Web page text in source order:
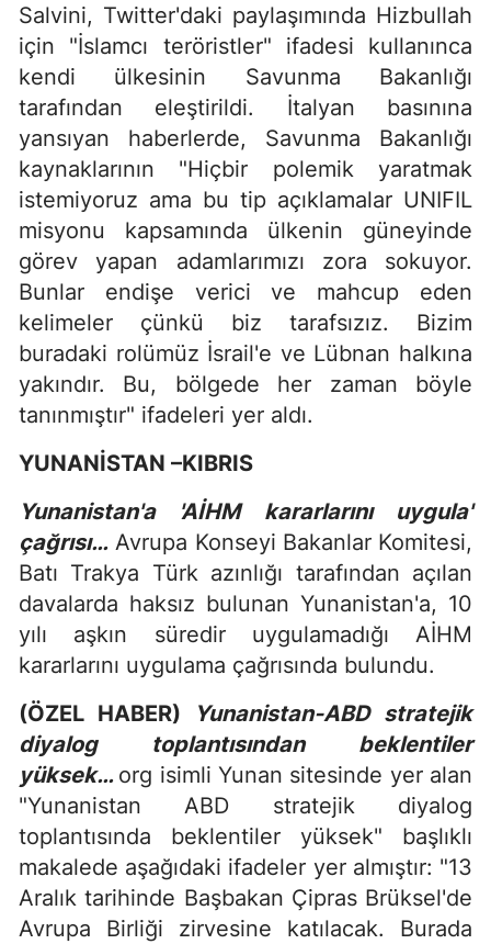
Salvini, Twitter'daki paylaşımında Hizbullah
için "İslamcı teröristler" ifadesi kullanınca
kendi ülkesinin Savunma Bakanlığı
tarafından eleştirildi. İtalyan basınına
yansıyan haberlerde, Savunma Bakanlığı
kaynaklarının "Hiçbir polemik yaratmak
istemiyoruz ama bu tip açıklamalar UNIFIL
misyonu kapsamında ülkenin güneyinde
görev yapan adamlarımızı zora sokuyor.
Bunlar endişe verici ve mahcup eden
kelimeler çünkü biz tarafsızız. Bizim
buradaki rolümüz İsrail'e ve Lübnan halkına
yakındır. Bu, bölgede her zaman böyle
tanınmıştır" ifadeleri yer aldı.
YUNANİSTAN –KIBRIS
Yunanistan'a 'AİHM kararlarını uygula'
çağrısı… Avrupa Konseyi Bakanlar Komitesi,
Batı Trakya Türk azınlığı tarafından açılan
davalarda haksız bulunan Yunanistan'a, 10
yılı aşkın süredir uygulamadığı AİHM
kararlarını uygulama çağrısında bulundu.
(ÖZEL HABER)
Yunanistan-ABD stratejik
diyalog toplantısından beklentiler
yüksek… org isimli Yunan sitesinde yer alan
"Yunanistan ABD stratejik diyalog
toplantısında beklentiler yüksek" başlıklı
makalede aşağıdaki ifadeler yer almıştır: "13
Aralık tarihinde Başbakan Çipras Brüksel'de
Avrupa Birliği zirvesine katılacak. Burada